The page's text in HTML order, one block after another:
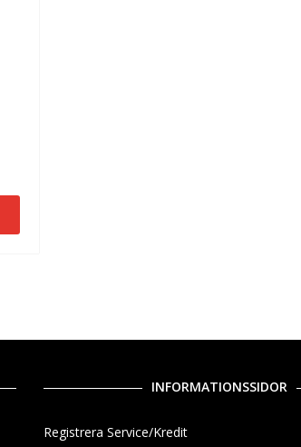
INFORMATIONSSIDOR
Registrera Service/Kredit